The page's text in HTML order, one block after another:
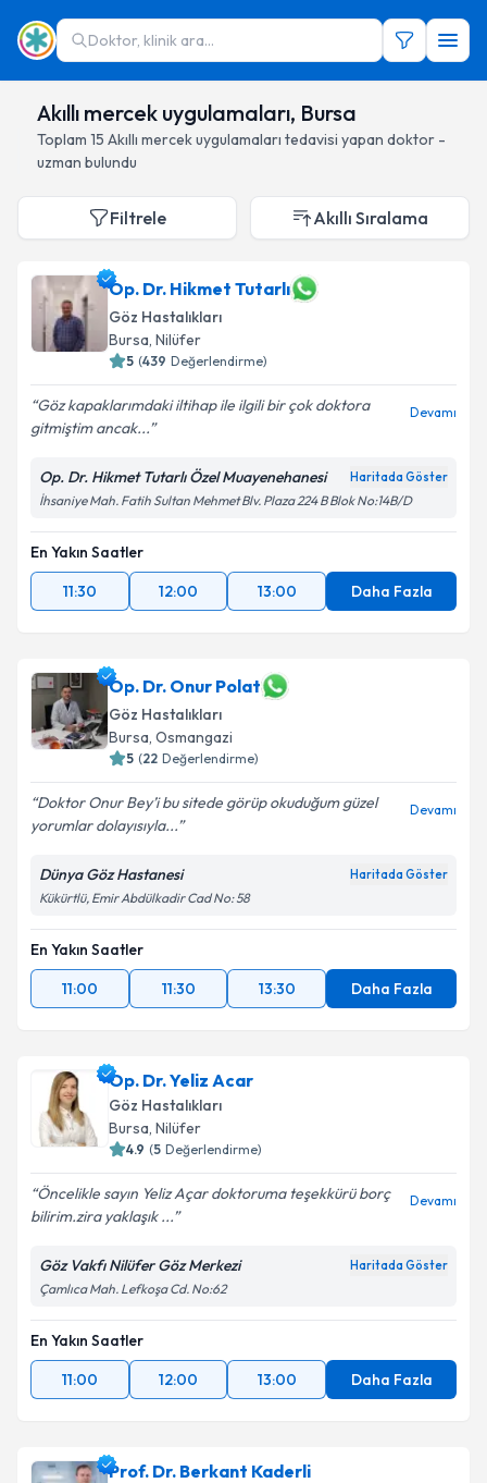
Doktor, klinik ara...
Akıllı mercek uygulamaları, Bursa
Toplam 15 Akıllı mercek uygulamaları tedavisi yapan doktor -
uzman bulundu
Filtrele Akıllı Sıralama
Op. Dr. Hikmet Tutarlı
Göz Hastalıkları
Bursa, Nilüfer
5 (439 Değerlendirme)
Göz kapaklarımdaki iltihap ile ilgili bir çok doktora
gitmiştim ancak...
Devamı
Op. Dr. Hikmet Tutarlı Özel Muayenehanesi Haritada Göster
İhsaniye Mah. Fatih Sultan Mehmet Blv. Plaza 224 B Blok No:14B/D
En Yakın Saatler
11:30
12:00 13:00 Daha Fazla
Op. Dr. Onur Polat
Göz Hastalıkları
Bursa, Osmangazi
5 (22 Değerlendirme)
Doktor Onur Bey’i bu sitede görüp okuduğum güzel
yorumlar dolayısıyla...
Devamı
Dünya Göz Hastanesi Haritada Göster
Kükürtlü, Emir Abdülkadir Cad No: 58
En Yakın Saatler
11:00
11:30 13:30 Daha Fazla
Op. Dr. Yeliz Acar
Göz Hastalıkları
Bursa, Nilüfer
4.9 (5 Değerlendirme)
Öncelikle sayın Yeliz Açar doktoruma teşekkürü borç
bilirim.zira yaklaşık ...
Devamı
Göz Vakfı Nilüfer Göz Merkezi Haritada Göster
Çamlıca Mah. Lefkoşa Cd. No:62
En Yakın Saatler
11:00
12:00 13:00 Daha Fazla
Prof. Dr. Berkant Kaderli